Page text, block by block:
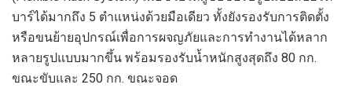
บาร์ได้มากถึง 5 ตำแหน่งด้วยมือเดียว ทั้งยังรองรับการติดตั้ง
หรือขนย้ายอุปกรณ์เพื่อการผจญภัยและการทำงานได้หลาก
หลายรูปแบบมากขึ้น พร้อมรองรับน้ำหนักสูงสุดถึง 80 กก.
ขณะขับและ 250 กก. ขณะจอด